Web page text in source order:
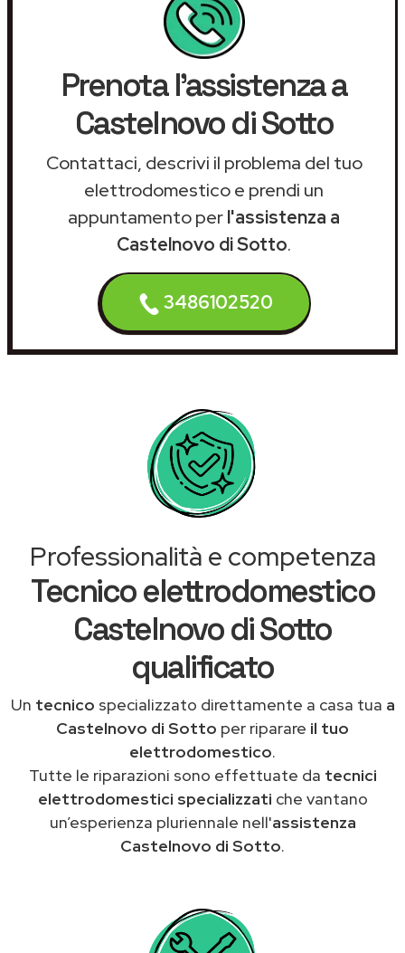
Prenota l'assistenza a
Castelnovo di Sotto
Contattaci, descrivi il problema del tuo
elettrodomestico e prendi un
appuntamento perl'assistenza a
Castelnovo di Sotto.
3486102520
Professionalità e competenza
Tecnico elettrodomestico
Castelnovo di Sotto
qualificato
Un tecnico specializzato direttamente a casa tua a
Castelnovo di Sotto per riparare il tuo
elettrodomestico.
Tutte le riparazioni sono effettuate da tecnici
elettrodomestici specializzati che vantano
un’esperienza pluriennale nell'assistenza
Castelnovo di Sotto.